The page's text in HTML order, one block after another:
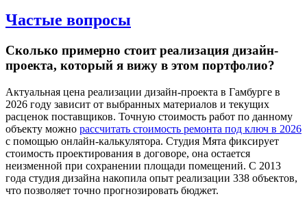
Частые вопросы
Сколько примерно стоит реализация дизайн-
проекта, который я вижу в этом портфолио?
Актуальная цена реализации дизайн-проекта в Гамбурге в
2026 году зависит от выбранных материалов и текущих
расценок поставщиков. Точную стоимость работ по данному
объекту можно рассчитать стоимость ремонта под ключ в 2026
с помощью онлайн-калькулятора. Студия Мята фиксирует
стоимость проектирования в договоре, она остается
неизменной при сохранении площади помещений. С 2013
года студия дизайна накопила опыт реализации 338 объектов,
что позволяет точно прогнозировать бюджет.